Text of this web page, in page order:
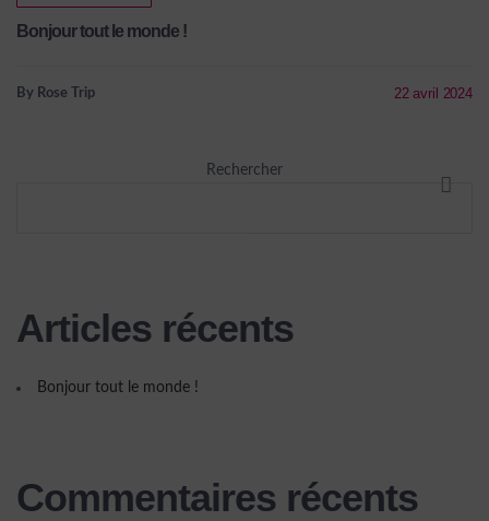
Bonjour tout le monde !
By Rose Trip 22 avril 2024
Rechercher
Articles récents
Bonjour tout le monde !
Commentaires récents